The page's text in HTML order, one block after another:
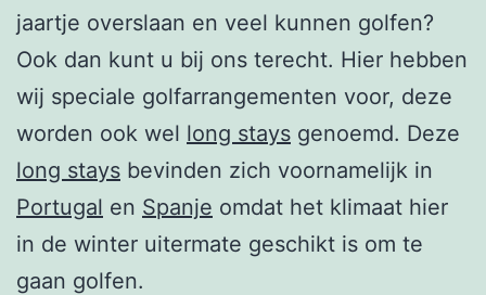
jaartje overslaan en veel kunnen golfen?
Ook dan kunt u bij ons terecht. Hier hebben
wij speciale golfarrangementen voor, deze
worden ook wel long stays genoemd. Deze
long stays bevinden zich voornamelijk in
Portugal en Spanje omdat het klimaat hier
in de winter uitermate geschikt is om te
gaan golfen.